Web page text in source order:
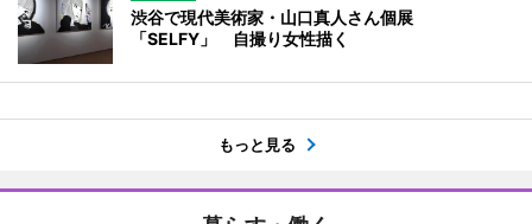
渋谷で現代美術家・山口真人さん個展
「SELFY」 自撮り女性描く
もっと見る